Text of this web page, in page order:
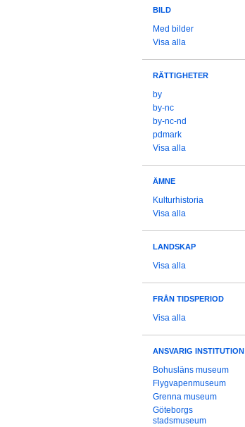
BILD
Med bilder
Visa alla
RÄTTIGHETER
by
by-nc
by-nc-nd
pdmark
Visa alla
ÄMNE
Kulturhistoria
Visa alla
LANDSKAP
Visa alla
FRÅN TIDSPERIOD
Visa alla
ANSVARIG INSTITUTION
Bohusläns museum
Flygvapenmuseum
Grenna museum
Göteborgs
stadsmuseum